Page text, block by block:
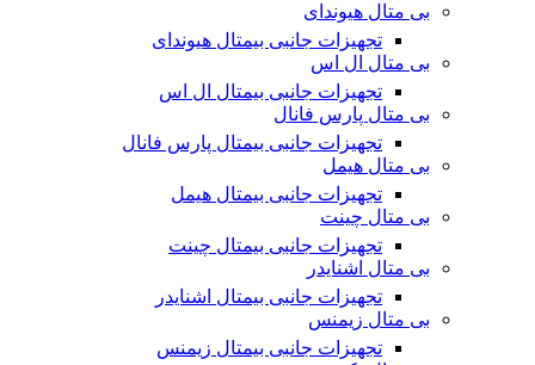
بی متال هیوندای
تجهیزات جانبی بیمتال هیوندای
بی متال ال اس
تجهیزات جانبی بیمتال ال اس
بی متال پارس فانال
تجهیزات جانبی بیمتال پارس فانال
بی متال هیمل
تجهیزات جانبی بیمتال هیمل
بی متال چینت
تجهیزات جانبی بیمتال چینت
بی متال اشنایدر
تجهیزات جانبی بیمتال اشنایدر
بی متال زیمنس
تجهیزات جانبی بیمتال زیمنس